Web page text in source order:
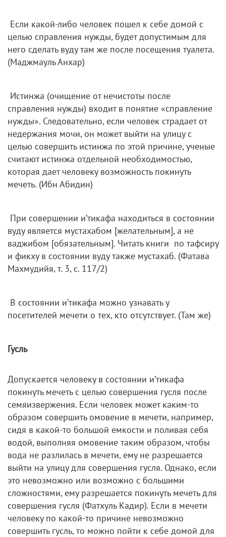
Если какой-либо человек пошел к себе домой с
целью справления нужды, будет допустимым для
него сделать вуду там же после посещения туалета.
(Маджмауль Анхар)
Истинжа (очищение от нечистоты после
справления нужды) входит в понятие «справление
нужды». Следовательно, если человек страдает от
недержания мочи, он может выйти на улицу с
целью совершить истинжа по этой причине, ученые
считают истинжа отдельной необходимостью,
которая дает человеку возможность покинуть
мечеть. (Ибн Абидин)
При совершении и’тикафа находиться в состоянии
вуду является мустахабом [желательным], а не
ваджибом [обязательным]. Читать книги по тафсиру
и фикху в состоянии вуду также мустахаб. (Фатава
Махмудийя, т. 3, с. 117/2)
В состоянии и’тикафа можно узнавать у
посетителей мечети о тех, кто отсутствует. (Там же)
Гусль
Допускается человеку в состоянии и’тикафа
покинуть мечеть с целью совершения гусля после
семяизвержения. Если человек может каким-то
образом совершить омовение в мечети, например,
сидя в какой-то большой емкости и поливая себя
водой, выполняя омовение таким образом, чтобы
вода не разлилась в мечети, ему не разрешается
выйти на улицу для совершения гусля. Однако, если
это невозможно или возможно с большими
сложностями, ему разрешается покинуть мечеть для
совершения гусля (Фатхуль Кадир). Если в мечети
человеку по какой-то причине невозможно
совершить гусль, то можно пойти к себе домой для